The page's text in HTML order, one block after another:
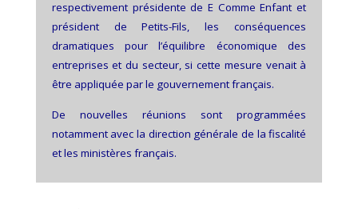
respectivement présidente de E Comme Enfant et
président de Petits-Fils, les conséquences
dramatiques pour l’équilibre économique des
entreprises et du secteur, si cette mesure venait à
être appliquée par le gouvernement français.
De nouvelles réunions sont programmées
notamment avec la direction générale de la fiscalité
et les ministères français.